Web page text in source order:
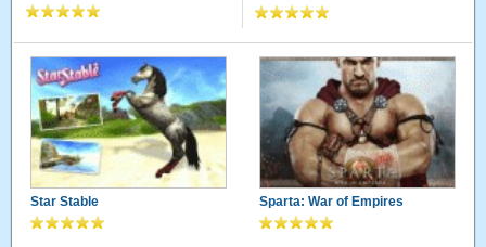
Star Stable Sparta: War of Empires